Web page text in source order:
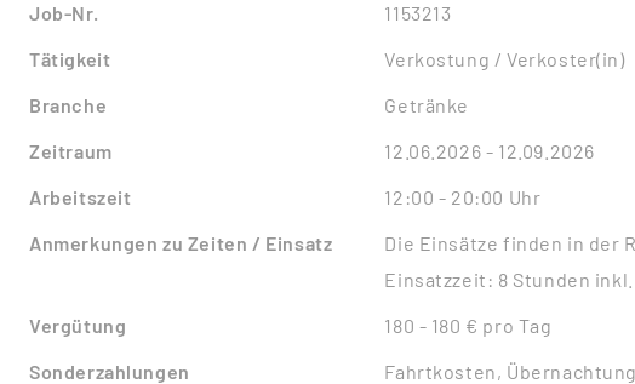
Job-Nr.
1153213
Tätigkeit
Verkostung / Verkoster(in)
Branche
Getränke
Zeitraum
12.06.2026 - 12.09.2026
Arbeitszeit
12:00 - 20:00 Uhr
Anmerkungen zu Zeiten / Einsatz
Die Einsätze finden in der
Einsatzzeit: 8 Stunden
Vergütung
180 - 180 € pro Tag
Sonderzahlungen
Fahrtkosten,